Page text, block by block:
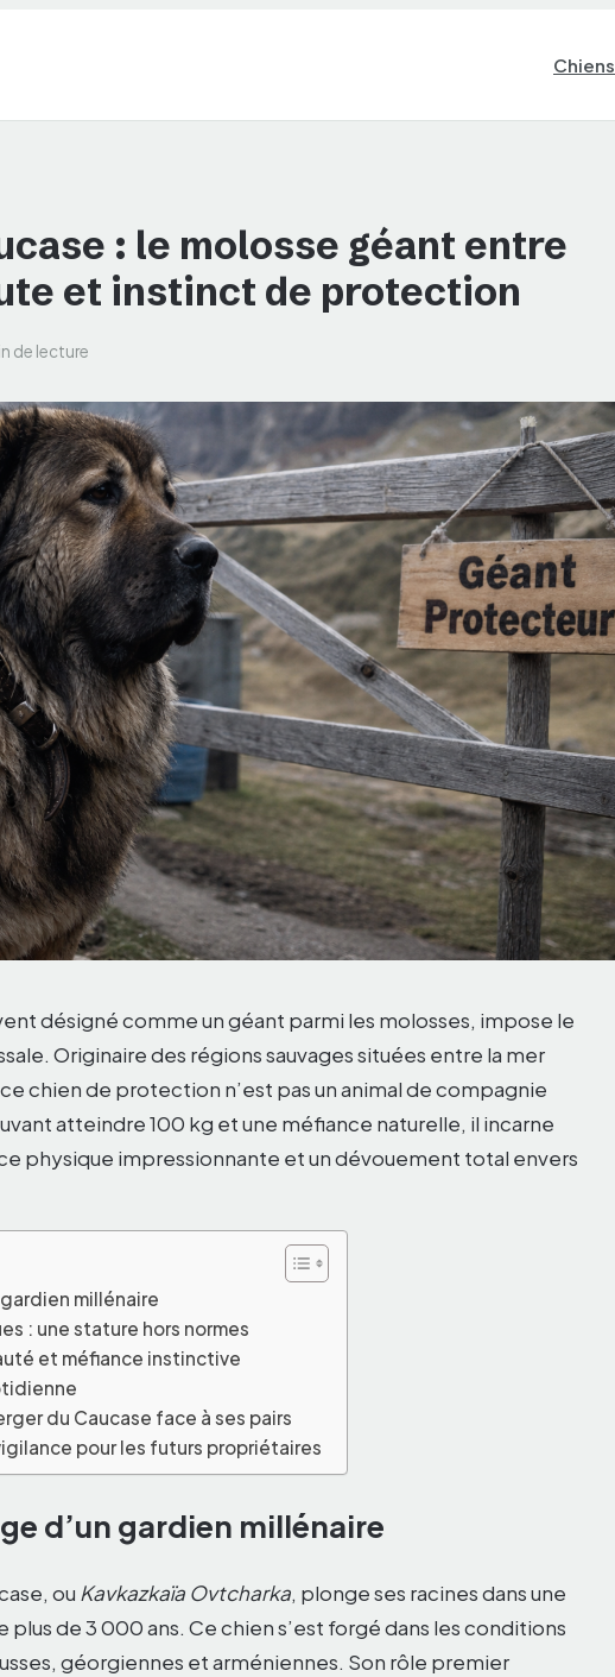
Chiens
: le molosse géant entre
et instinct de protection
de lecture
désigné comme un géant parmi les molosses, impose le
Originaire des régions sauvages situées entre la mer
chien de protection n’est pas un animal de compagnie
atteindre 100 kg et une méfiance naturelle, il incarne
physique impressionnante et un dévouement total envers
millénaire
: une stature hors normes
et méfiance instinctive
du Caucase face à ses pairs
pour les futurs propriétaires
d’un gardien millénaire
ou Kavkazkaïa Ovtcharka, plonge ses racines dans une
de 3 000 ans. Ce chien s’est forgé dans les conditions
géorgiennes et arméniennes. Son rôle premier